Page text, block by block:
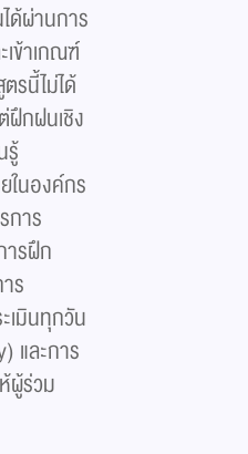
ด้ผ่านการ
ข้าเกณฑ์
รนี้ไม่ได้
กฝนเชิง
รู้
ในองค์กร
การ
ารฝึก
ร
เมินทุกวัน
และการ
ผู้ร่วม